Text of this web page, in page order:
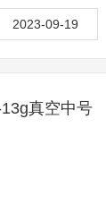
2023-09-19
真空中号